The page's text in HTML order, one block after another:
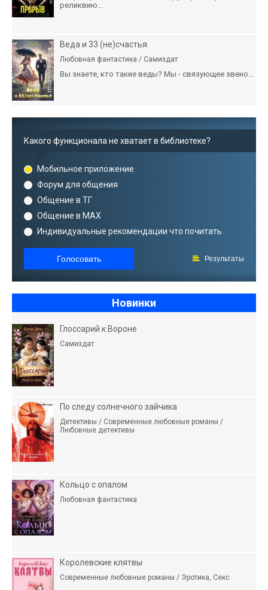
реликвию...
Веда и 33 (не)счастья
Любовная фантастика / Самиздат
Вы знаете, кто такие веды? Мы - связующее звено...
Какого функционала не хватает в библиотеке?
Мобильное приложение
Форум для общения
Общение в ТГ
Общение в MAX
Индивидуальные рекомендации что почитать
Голосовать Результаты
Новинки
Глоссарий к Вороне
Самиздат
По следу солнечного зайчика
Детективы / Современные любовные романы /
Любовные детективы
Кольцо с опалом
Любовная фантастика
Королевские клятвы
Современные любовные романы / Эротика, Секс